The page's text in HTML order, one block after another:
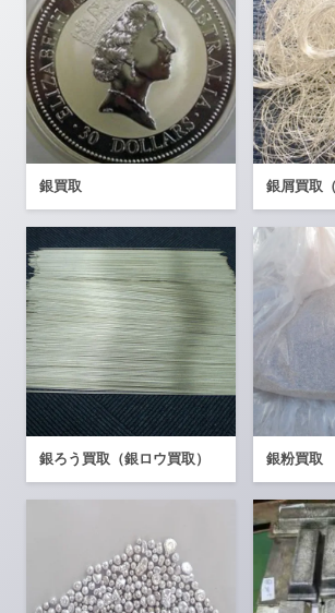
銀買取 銀屑買取
銀ろう買取（銀ロウ買取） 銀粉買取